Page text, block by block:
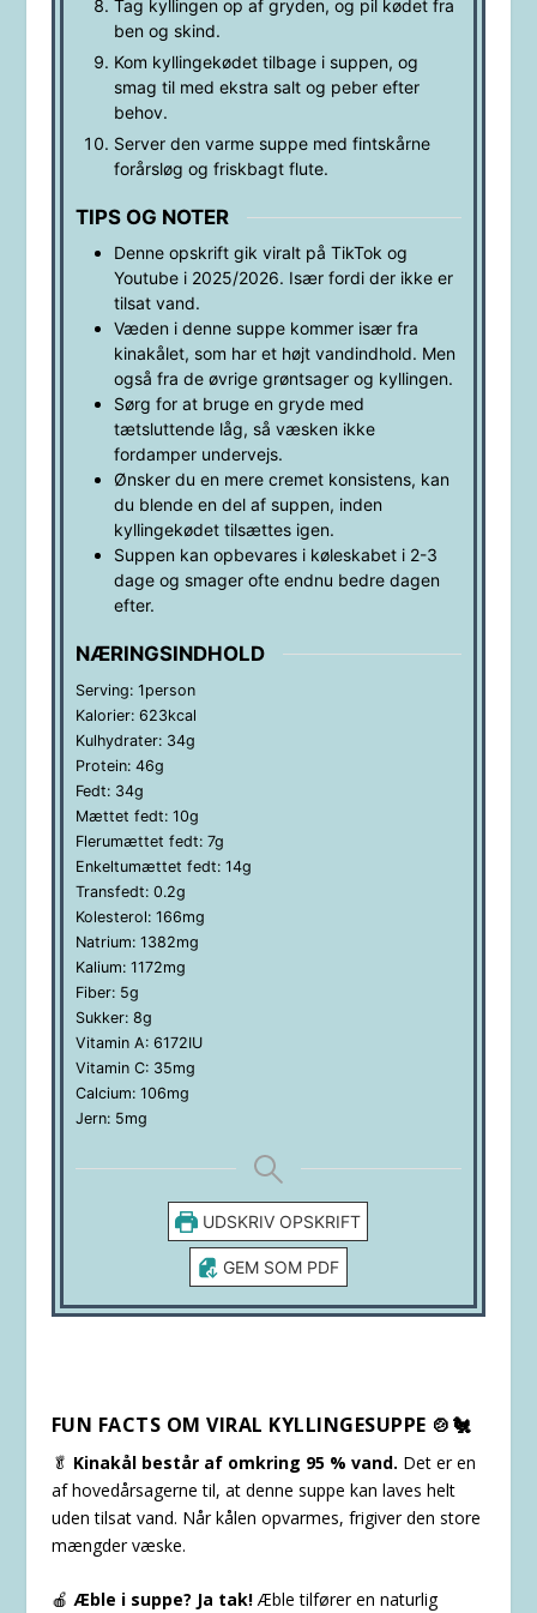
Tag kyllingen op af gryden, og pil kødet fra
ben og skind.
Kom kyllingekødet tilbage i suppen, og
smag til med ekstra salt og peber efter
behov.
Server den varme suppe med fintskårne
forårsløg og friskbagt flute.
TIPS OG NOTER
Denne opskrift gik viralt på TikTok og
Youtube i 2025/2026. Især fordi der ikke er
tilsat vand.
Væden i denne suppe kommer især fra
kinakålet, som har et højt vandindhold. Men
også fra de øvrige grøntsager og kyllingen.
Sørg for at bruge en gryde med
tætsluttende låg, så væsken ikke
fordamper undervejs.
Ønsker du en mere cremet konsistens, kan
du blende en del af suppen, inden
kyllingekødet tilsættes igen.
Suppen kan opbevares i køleskabet i 2-3
dage og smager ofte endnu bedre dagen
efter.
NÆRINGSINDHOLD
Serving: 1person
Kalorier: 623kcal
Kulhydrater: 34g
Protein: 46g
Fedt: 34g
Mættet fedt: 10g
Flerumættet fedt: 7g
Enkeltumættet fedt: 14g
Transfedt: 0.2g
Kolesterol: 166mg
Natrium: 1382mg
Kalium: 1172mg
Fiber: 5g
Sukker: 8g
Vitamin A: 6172IU
Vitamin C: 35mg
Calcium: 106mg
Jern: 5mg
UDSKRIV OPSKRIFT
GEM SOM PDF
FUN FACTS OM VIRAL KYLLINGESUPPE 🍲🐔
🥬 Kinakål består af omkring 95 % vand. Det er en
af hovedårsagerne til, at denne suppe kan laves helt
uden tilsat vand. Når kålen opvarmes, frigiver den store
mængder væske.
🍎 Æble i suppe? Ja tak!Æble tilfører en naturlig